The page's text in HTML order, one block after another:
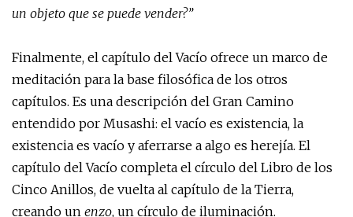
un objeto que se puede vender?”
Finalmente, el capítulo del Vacío ofrece un marco de
meditación para la base filosófica de los otros
capítulos. Es una descripción del Gran Camino
entendido por Musashi: el vacío es existencia, la
existencia es vacío y aferrarse a algo es herejía. El
capítulo del Vacío completa el círculo del Libro de los
Cinco Anillos, de vuelta al capítulo de la Tierra,
creando un enzo, un círculo de iluminación.